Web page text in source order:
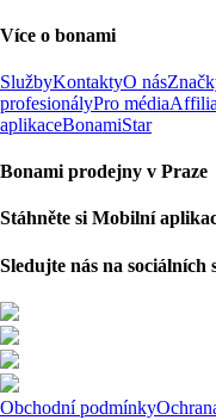
Více o bonami
SlužbyKontaktyO nás
profesionályPro média
aplikaceBonamiStar
Bonami prodejny v Praze
Stáhněte si Mobilní
Sledujte nás na sociálních
Obchodní podmínky